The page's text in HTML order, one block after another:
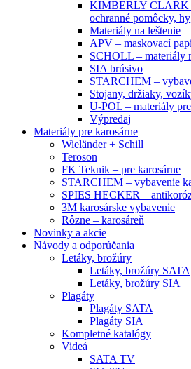
KIMBERLY CLARK
ochranné pomôcky,
Materiály na leštenie
APV – maskovací
SCHOLL – materiály
SIA brúsivo
STARCHEM –
Stojany, držiaky,
U-POL – materiály
Výpredaj
Materiály pre karosárne
Wieländer + Schill
Teroson
FK Teknik – pre karosárne
STARCHEM – vybavenie
SPIES HECKER –
3M karosárske vybavenie
Rôzne – karosáreň
Novinky a akcie
Návody a odporúčania
Letáky, brožúry
Letáky, brožúry SATA
Letáky, brožúry SIA
Plagáty
Plagáty SATA
Plagáty SIA
Kompletné katalógy
Videá
SATA TV